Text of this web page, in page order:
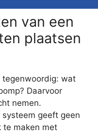
van een
plaatsen
tegenwoordig: wat
Daarvoor
nemen.
geeft geen
te maken met